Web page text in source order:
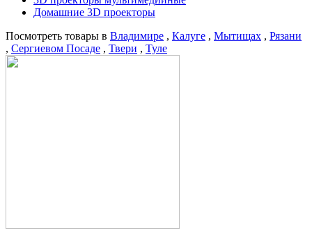
Домашние 3D проекторы
Посмотреть товары в Владимире , Калуге , Мытищах , Рязани
, Сергиевом Посаде , Твери , Туле